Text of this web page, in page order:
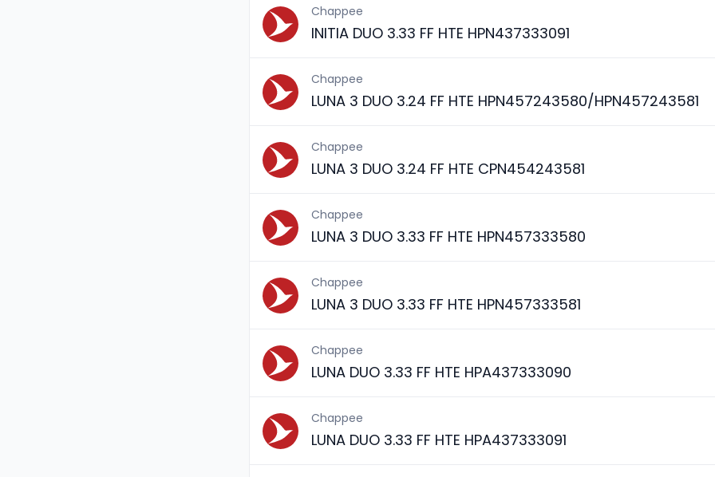
Chappee
INITIA DUO 3.33 FF HTE HPN437333091
Chappee
LUNA 3 DUO 3.24 FF HTE HPN457243580/HPN457243581
Chappee
LUNA 3 DUO 3.24 FF HTE CPN454243581
Chappee
LUNA 3 DUO 3.33 FF HTE HPN457333580
Chappee
LUNA 3 DUO 3.33 FF HTE HPN457333581
Chappee
LUNA DUO 3.33 FF HTE HPA437333090
Chappee
LUNA DUO 3.33 FF HTE HPA437333091